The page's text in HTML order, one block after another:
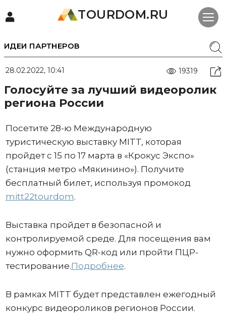
TOURDOM.RU
ИДЕИ ПАРТНЕРОВ
28.02.2022, 10:41 19319
Голосуйте за лучший видеоролик
региона России
Посетите 28-ю Международную
туристическую выставку MITT, которая
пройдет с 15 по 17 марта в «Крокус Экспо»
(станция метро «Мякинино»). Получите
бесплатный билет, используя промокод
mitt22tourdom.
Выставка пройдет в безопасной и
контролируемой среде. Для посещения вам
нужно оформить QR-код или пройти ПЦР-
тестирование.Подробнее.
В рамках MITT будет представлен ежегодный
конкурс видеороликов регионов России.